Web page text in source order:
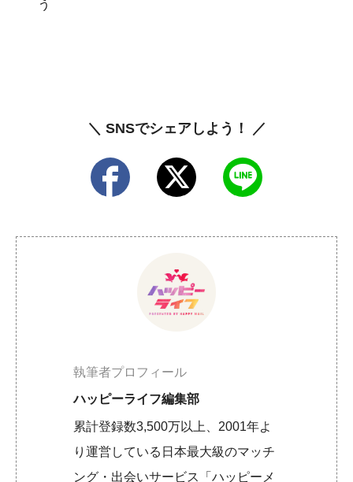
う
＼ SNSでシェアしよう！ ／
執筆者プロフィール
ハッピーライフ編集部
累計登録数3,500万以上、2001年よ
り運営している日本最大級のマッチ
ング・出会いサービス「ハッピーメ